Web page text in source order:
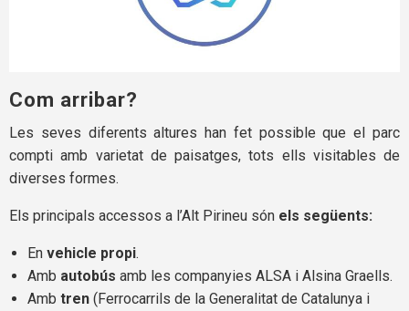
Com arribar?
Les seves diferents altures han fet possible que el parc
compti amb varietat de paisatges, tots ells visitables de
diverses formes.
Els principals accessos a l’Alt Pirineu són els següents:
En vehicle propi.
Amb autobús amb les companyies ALSA i Alsina Graells.
Amb tren (Ferrocarrils de la Generalitat de Catalunya i